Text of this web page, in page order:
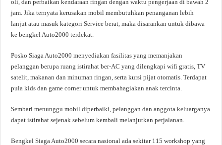
oli, dan perbaikan kendaraan ringan dengan waktu pengerjaan di bawah 2
jam. Jika ternyata kerusakan mobil membutuhkan penanganan lebih
lanjut atau masuk kategori Service berat, maka disarankan untuk dibawa
ke bengkel Auto2000 terdekat.
Posko Siaga Auto2000 menyediakan fasilitas yang memanjakan
pelanggan berupa ruang istirahat ber-AC yang dilengkapi wifi gratis, TV
satelit, makanan dan minuman ringan, serta kursi pijat otomatis. Terdapat
pula kids dan game corner untuk membahagiakan anak tercinta.
Sembari menunggu mobil diperbaiki, pelanggan dan anggota keluarganya
dapat istirahat sejenak sebelum kembali melanjutkan perjalanan.
Bengkel Siaga Auto2000 secara nasional ada sekitar 115 workshop yang